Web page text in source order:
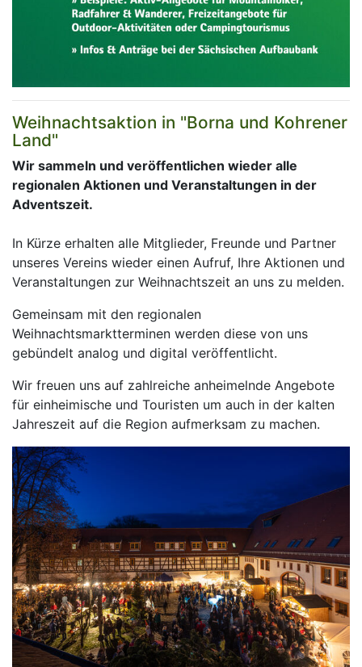
Weihnachtsaktion in "Borna und Kohrener
Land"
Wir sammeln und veröffentlichen wieder alle
regionalen Aktionen und Veranstaltungen in der
Adventszeit.
In Kürze erhalten alle Mitglieder, Freunde und Partner
unseres Vereins wieder einen Aufruf, Ihre Aktionen und
Veranstaltungen zur Weihnachtszeit an uns zu melden.
Gemeinsam mit den regionalen
Weihnachtsmarktterminen werden diese von uns
gebündelt analog und digital veröffentlicht.
Wir freuen uns auf zahlreiche anheimelnde Angebote
für einheimische und Touristen um auch in der kalten
Jahreszeit auf die Region aufmerksam zu machen.